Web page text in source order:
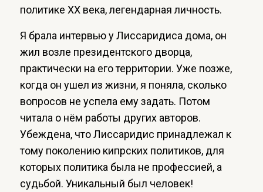
политике XX века, легендарная личность.
Я брала интервью у Лиссаридиса дома, он
жил возле президентского дворца,
практически на его территории. Уже позже,
когда он ушел из жизни, я поняла, сколько
вопросов не успела ему задать. Потом
читала о нём работы других авторов.
Убеждена, что Лиссаридис принадлежал к
тому поколению кипрских политиков, для
которых политика была не профессией, а
судьбой. Уникальный был человек!